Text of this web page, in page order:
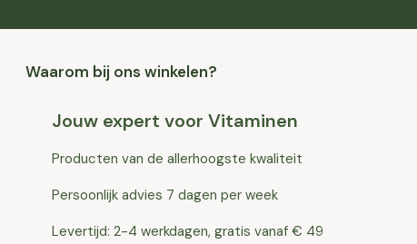
Waarom bij ons winkelen?
Jouw expert voor Vitaminen
Producten van de allerhoogste kwaliteit
Persoonlijk advies 7 dagen per week
Levertijd: 2-4 werkdagen, gratis vanaf € 49